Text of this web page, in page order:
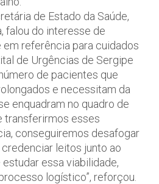
de Estado da Saúde,
falou do interesse de
referência para cuidados
de Urgências de Sergipe
de pacientes que
e necessitam da
enquadram no quadro de
transferirmos esses
conseguiremos desafogar
leitos junto ao
essa viabilidade,
logístico”, reforçou.